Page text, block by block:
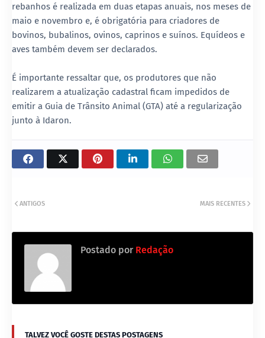
rebanhos é realizada em duas etapas anuais, nos meses de
maio e novembro e, é obrigatória para criadores de
bovinos, bubalinos, ovinos, caprinos e suínos. Equídeos e
aves também devem ser declarados.
É importante ressaltar que, os produtores que não
realizarem a atualização cadastral ficam impedidos de
emitir a Guia de Trânsito Animal (GTA) até a regularização
junto à Idaron.
MAIS RECENTES
ANTIGOS
Postado por Redação
TALVEZ VOCÊ GOSTE DESTAS POSTAGENS